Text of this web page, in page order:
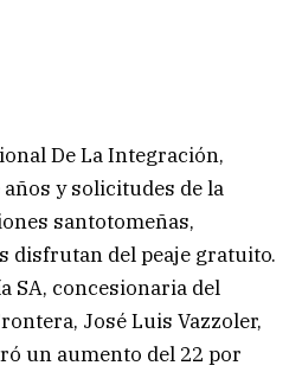
De La Integración,
y solicitudes de la
santotomeñas,
disfrutan del peaje gratuito.
SA, concesionaria del
José Luis Vazzoler,
un aumento del 22 por